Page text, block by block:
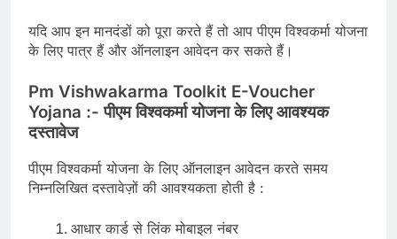
यदि आप इन मानदंडों को पूरा करते हैं तो आप पीएम विश्वकर्मा योजना
के लिए पात्र हैं और ऑनलाइन आवेदन कर सकते हैं।
Pm Vishwakarma Toolkit E-Voucher
Yojana :-पीएम विश्वकर्मा योजना के लिए आवश्यक
दस्तावेज
पीएम विश्वकर्मा योजना के लिए ऑनलाइन आवेदन करते समय
निम्नलिखित दस्तावेज़ों की आवश्यकता होती है :
आधार कार्ड से लिंक मोबाइल नंबर